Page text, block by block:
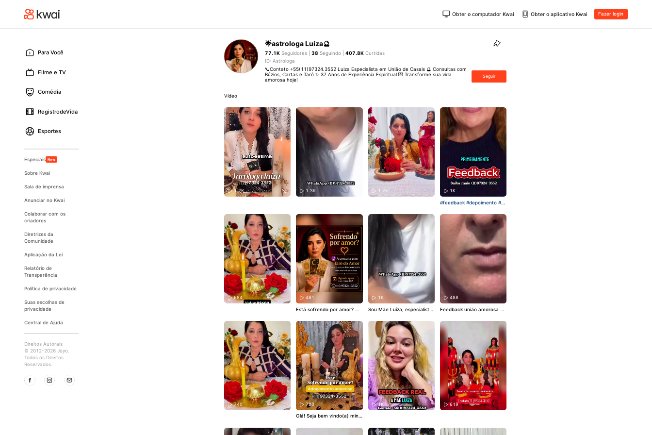
Obter o computador Kwai Obter o aplicativo Kwai Fazer login
Para Você
Filme e TV
Comédia
RegistrodeVida
Esportes
Especiais New
Sobre Kwai
Sala de imprensa
Anunciar no Kwai
Colaborar com os
criadores
Diretrizes da
Comunidade
Aplicação da Lei
Relatório de
Transparência
Política de privacidade
Suas escolhas de
privacidade
Central de Ajuda
Direitos Autorais
© 2012-2026 Joyo.
Todos os Direitos
Reservados.
🌟astrologa Luíza🔮
77.1K Seguidores |38 Seguindo |407.8K Curtidas
ID: Astrologa
📞Contato +55(11)97324.3552 Luiza Especialista em União de Casais 🔮 Consultas com
Búzios, Cartas e Tarô ✨ 37 Anos de Experiência Espiritual 💌 Transforme sua vida
amorosa hoje!
Seguir
Vídeo
1.2K 1.3K 1.2K 1K
#feedback #depoimento #re
684 481
Está sofrendo por amor? 💔
or pode trazer clareza e dire
cionamento para o que voc
ê está vivendo neste mome
nto. 🔮 Atendimento person
alizado 💫 Leitura intuitiva 💖
Para amor, relacionamentos
e decisões 📲 Agende sua c
onsulta pelo WhatsApp (11)
97324-3552#tarotreading #
tarotlove
#espiritualidade #t
arotportugal #consultatarot
relacionamentos amor auto
conhecimento energia tarot
online
1K
Sou Mãe Luíza, especialista
37 anos de experiência ajud
ando pessoas a reconstruíre
m seus caminhos no amor.
💫 Atendimento com sigilo a
bsoluto 💫 Orientação espirit
ual verdadeira 💫 União, rec
onciliação e direcionamento
amoroso Se você está pass
ando por um momento difíci
l, não ignore os sinais… o se
u caminho pode ser transfor
mado a partir de hoje. 📲 Ag
ende sua consulta: (11) 973
24-3552 ⸻ Hashtags se
guras e fortes:#amorverda
488
Feedback união amorosa e
eu Amor Afastou-se Você E
stá a Sofrer Chega de lágri
mas e de noites mal dormid
as! A solução para a sua dor
é IMEDIATA e DEFINITIVA! C
om a Amarração Amorosa D
efinitiva, o seu amor volta p
ara os seus braços cheio de
paixão e com um EFEITO IM
EDIATO que transforma a su
a vida. 🔮 Mãe Luíza, especi
alista pronta para te ajudar
a reescrever o teu destino e
garantir a tua felicidade. Nã
o percas mais tempo a sofr
740 780
Olá! Seja bem vindo(a) minh
ogos búzios, cartas e tarot,
1K 619